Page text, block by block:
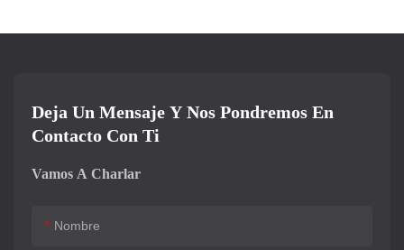
Deja Un Mensaje Y Nos Pondremos En
Contacto Con Ti
Vamos A Charlar
Nombre